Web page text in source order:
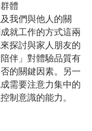
體
我們與他人的關
就工作的方式這兩
探討與家人朋友的
伴」對體驗品質有
的關鍵因素。另一
需要注意力集中的
制意識的能力。